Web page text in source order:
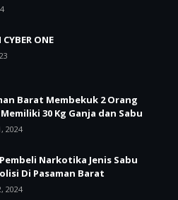
ONE
Barat Membekuk 2 Orang
30 Kg Ganja dan Sabu
2024
Narkotika Jenis Sabu
Di Pasaman Barat
2024